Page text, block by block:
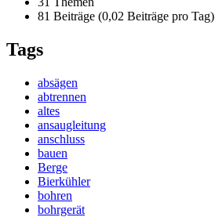
81 Beiträge (0,02 Beiträge pro Tag)
Tags
absägen
abtrennen
altes
ansaugleitung
anschluss
bauen
Berge
Bierkühler
bohren
bohrgerät